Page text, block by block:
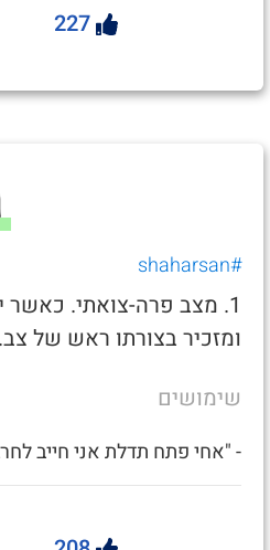
227
#shaharsan
1. מצב פרה-צואתי. כאשר
ומזכיר בצורתו ראש של צב.
שימושים
- "אחי פתח תדלת אני חייב